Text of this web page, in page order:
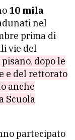
10 mila
nel
prima di
vie del
dopo le
e del rettorato
anche
Scuola
partecipato